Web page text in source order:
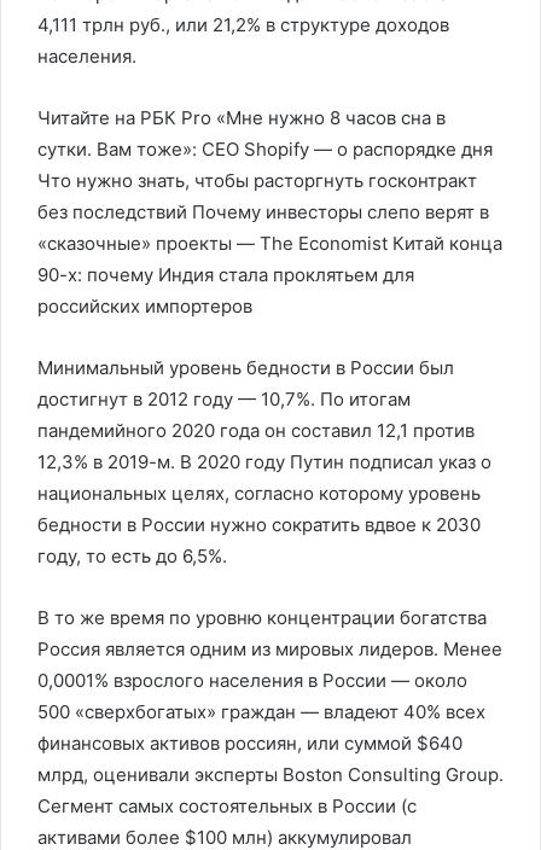
4,111 трлн руб., или 21,2% в структуре доходов
населения.
Читайте на РБК Pro «Мне нужно 8 часов сна в
сутки. Вам тоже»: CEO Shopify — о распорядке дня
Что нужно знать, чтобы расторгнуть госконтракт
без последствий Почему инвесторы слепо верят в
«сказочные» проекты — The Economist Китай конца
90-х: почему Индия стала проклятьем для
российских импортеров
Минимальный уровень бедности в России был
достигнут в 2012 году — 10,7%. По итогам
пандемийного 2020 года он составил 12,1 против
12,3% в 2019-м. В 2020 году Путин подписал указ о
национальных целях, согласно которому уровень
бедности в России нужно сократить вдвое к 2030
году, то есть до 6,5%.
В то же время по уровню концентрации богатства
Россия является одним из мировых лидеров. Менее
0,0001% взрослого населения в России — около
500 «сверхбогатых» граждан — владеют 40% всех
финансовых активов россиян, или суммой $640
млрд, оценивали эксперты Boston Consulting Group.
Сегмент самых состоятельных в России (с
активами более $100 млн) аккумулировал